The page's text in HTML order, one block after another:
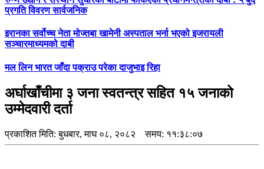
प्रगति विवरण सार्वजनिक
इरानका सर्वोच्च नेता मोज्तबा खामेनी अस्पताल भर्ना भएको इजरायली
सञ्चारमाध्यमको दाबी
मल लिन भारत जाँदा पक्राउ परेका दाजुभाइ रिहा
अर्घाखाँचीमा ३ जना स्वतन्त्र सहित १५ जनाको
उम्मेदवारी दर्ता
प्रकाशित मिति:बुधबार, माघ ०८, २०८२ समय: ११:३८:०७